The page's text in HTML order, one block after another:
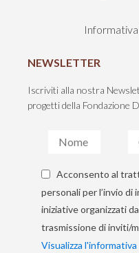
NEWSLETTER
Iscriviti alla nostra
progetti della Fondazione
Acconsento al
personali per l’invio
iniziative organizzati
trasmissione di inviti/
Visualizza l'informativa